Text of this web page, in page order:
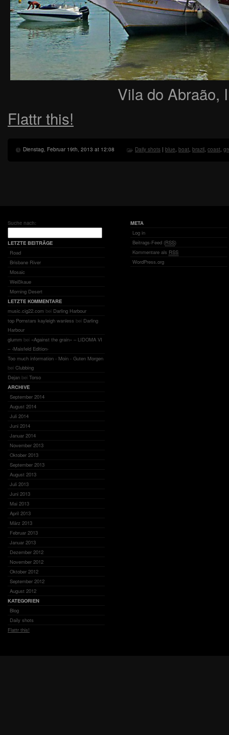
Vila do Abraão,
Flattr this!
Dienstag, Februar 19th, 2013 at 12:08 Daily shots | blue, boat, brazil, coast,
Suche nach:
LETZTE BEITRÄGE
Road
Brisbane River
Mosaic
Weißkaue
Morning Desert
LETZTE KOMMENTARE
music.cig22.com bei Darling Harbour
top Pornstars kayleigh wanless bei Darling
Harbour
glumm bei «Against the grain» – LIDOMA VI
– ‹Maisfeld Edition›
Too much information - Moin - Guten Morgen
bei Clubbing
Dejan bei Torso
ARCHIVE
September 2014
August 2014
Juli 2014
Juni 2014
Januar 2014
November 2013
Oktober 2013
September 2013
August 2013
Juli 2013
Juni 2013
Mai 2013
April 2013
März 2013
Februar 2013
Januar 2013
Dezember 2012
November 2012
Oktober 2012
September 2012
August 2012
KATEGORIEN
Blog
Daily shots
Flattr this!
META
Log in
Beitrags-Feed (RSS)
Kommentare als RSS
WordPress.org